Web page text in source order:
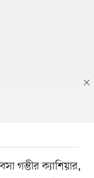
গম্ভীর ক্যাশিয়ার,